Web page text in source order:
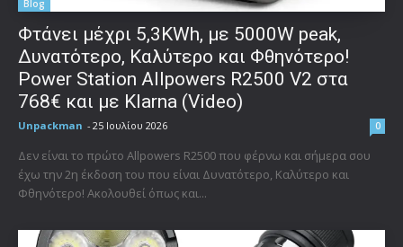
Blog
Φτάνει μέχρι 5,3KWh, με 5000W peak,
Δυνατότερο, Καλύτερο και Φθηνότερο!
Power Station Allpowers R2500 V2 στα
768€ και με Klarna (Video)
Unpackman - 25 Ιουλίου 2026 0
Δεν είναι το πρώτο Allpowers R2500 που φέρνω και σήμερα σου
έχω την 2η έκδοση του που είναι Δυνατότερο, Καλύτερο και
Φθηνότερο! Ακολουθεί όπως και...